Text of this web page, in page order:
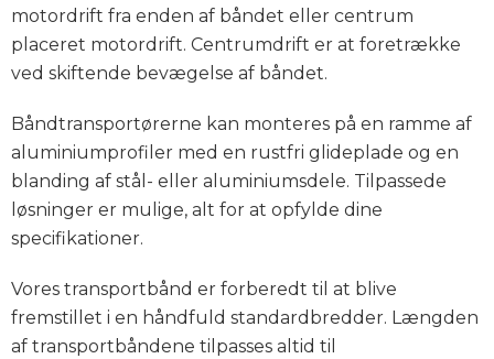
motordrift fra enden af båndet eller centrum
placeret motordrift. Centrumdrift er at foretrække
ved skiftende bevægelse af båndet.
Båndtransportørerne kan monteres på en ramme af
aluminiumprofiler med en rustfri glideplade og en
blanding af stål- eller aluminiumsdele. Tilpassede
løsninger er mulige, alt for at opfylde dine
specifikationer.
Vores transportbånd er forberedt til at blive
fremstillet i en håndfuld standardbredder. Længden
af transportbåndene tilpasses altid til